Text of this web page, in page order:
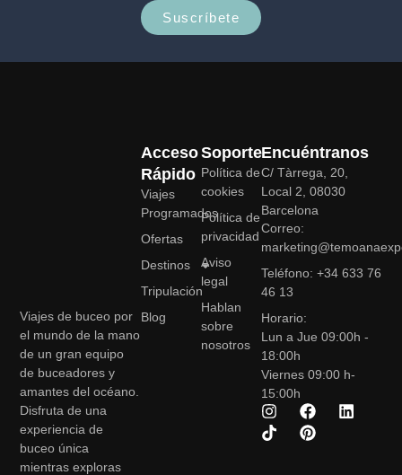
Suscríbete
Viajes de buceo por
el mundo de la mano
de un gran equipo
de buceadores y
amantes del océano.
Disfruta de una
experiencia de
buceo única
mientras exploras
Soporte
Política de
cookies
Política de
privacidad
Aviso
legal
Hablan
sobre
nosotros
Acceso
Rápido
Viajes
Programados
Ofertas
Destinos
Tripulación
Blog
Encuéntranos
C/ Tàrrega, 20,
Local 2, 08030
Barcelona
Correo:
Teléfono: +34 633 76
46 13
Horario:
Lun a Jue 09:00h -
18:00h
Viernes 09:00 h-
15:00h